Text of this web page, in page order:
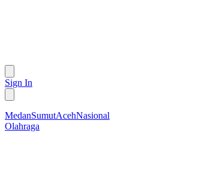
Sign In
MedanSumutAcehNasional
Olahraga